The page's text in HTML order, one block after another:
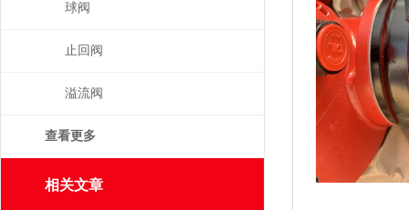
球阀
止回阀
溢流阀
查看更多
相关文章